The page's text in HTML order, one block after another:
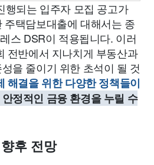
행되는 입주자 모집 공고가
주택담보대출에 대해서는 종
스 DSR이 적용됩니다. 이러
전반에서 지나치게 부동산과
을 줄이기 위한 초석이 될 것
해결을 위한 다양한 정책들이
정적인 금융 환경을 누릴 수
후 전망